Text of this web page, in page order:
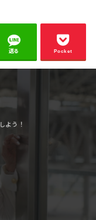
送る Pocket